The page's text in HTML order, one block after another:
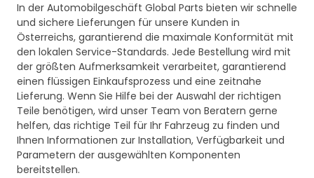
In der Automobilgeschäft Global Parts bieten wir schnelle
und sichere Lieferungen für unsere Kunden in
Österreichs, garantierend die maximale Konformität mit
den lokalen Service-Standards. Jede Bestellung wird mit
der größten Aufmerksamkeit verarbeitet, garantierend
einen flüssigen Einkaufsprozess und eine zeitnahe
Lieferung. Wenn Sie Hilfe bei der Auswahl der richtigen
Teile benötigen, wird unser Team von Beratern gerne
helfen, das richtige Teil für Ihr Fahrzeug zu finden und
Ihnen Informationen zur Installation, Verfügbarkeit und
Parametern der ausgewählten Komponenten
bereitstellen.